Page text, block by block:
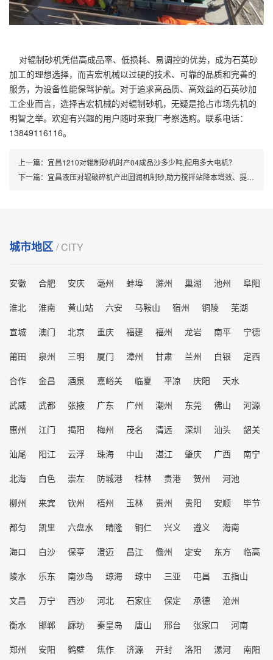
对辊制砂机凭借高成品率、低损耗、易调控的优势，成为石英砂
加工的理想选择，而吉宏机械以过硬的技术、可靠的品质和完善的
服务，为设备性能保驾护航。对于追求高品质、高效益的石英砂加
工企业而言，选择吉宏机械的对辊制砂机，无疑是抢占市场先机的
明智之举。欢迎有兴趣的用户随时来我厂考察选购。联系电话：
13849116116。
上一篇： 宜昌1210对辊制砂机时产04成品沙多少吨,配用多大电机？
下一篇： 宜昌液压对辊破碎机产出圆润机制砂,助力搅拌站降本增效、提升工程质量!
城市地区 / CITY
安徽 合肥 安庆 毫州 蚌埠 滁州 巢湖 池州
阜阳
淮北
淮南 黄山站 六安 马鞍山 宿州 铜陵
芜湖
宣城
澳门 北京 重庆 福建 福州 龙岩 南平
宁德
莆田
泉州 三明 厦门 漳州 甘肃 兰州 白银
定西
合作
金昌 酒泉 嘉峪关 临夏 平凉 庆阳
天水
武威
武都 张掖 广东 广州 潮州 东莞 佛山
河源
惠州
江门 揭阳 梅州 茂名 清远 深圳 汕头
韶关
汕尾
阳江 云浮 珠海 中山 湛江 肇庆 广西
南宁
北海
白色 崇左 防城港 桂林 贵港 贺州
河池
柳州
来宾 钦州 梧州 玉林 贵州 贵阳 安顺
毕节
都匀
凯里 六盘水 晴隆 铜仁 兴义 遵义
海南
海口
白沙 保亭 澄迈 昌江 儋州 定安 东方
临高
陵水
乐东 南沙岛 琼海 琼中 三亚 屯昌
五指山
文昌
万宁 西沙 河北 石家庄 保定 承德
沧州
衡水
邯郸 廊坊 秦皇岛 唐山 邢台 张家口
河南
郑州
安阳 鹤壁 焦作 济源 开封 洛阳 漯河
南阳